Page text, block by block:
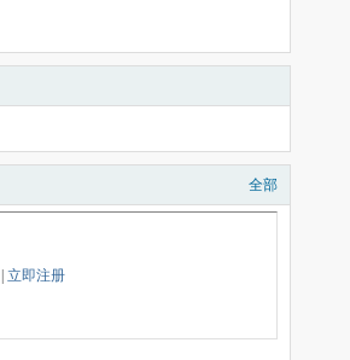
全部
立即注册